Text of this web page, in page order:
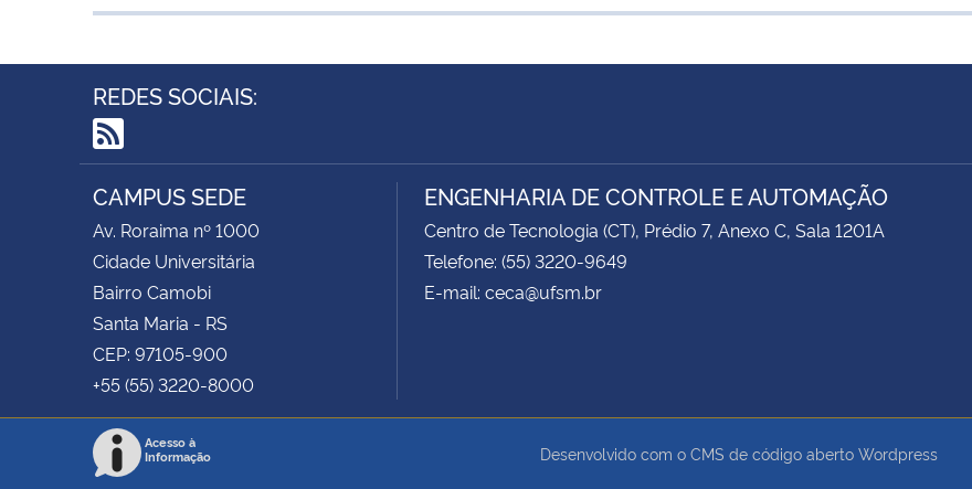
REDES SOCIAIS:
RSS
CAMPUS SEDE
Av. Roraima nº 1000
Cidade Universitária
Bairro Camobi
Santa Maria - RS
CEP: 97105-900
+55 (55) 3220-8000
ENGENHARIA DE CONTROLE E AUTOMAÇÃO
Centro de Tecnologia (CT), Prédio 7, Anexo C, Sala 1201A
Telefone: (55) 3220-9649
E-mail: ceca@ufsm.br
Acesso à
Informação
Desenvolvido com o CMS de código aberto Wordpress